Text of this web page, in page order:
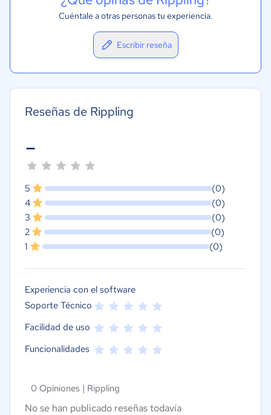
Cuéntale a otras personas tu experiencia.
Escribir reseña
Reseñas de Rippling
-
5
(0)
4
(0)
3
(0)
2
(0)
1
(0)
Experiencia con el software
Soporte Técnico
Facilidad de uso
Funcionalidades
0 Opiniones | Rippling
No se han publicado reseñas todavía